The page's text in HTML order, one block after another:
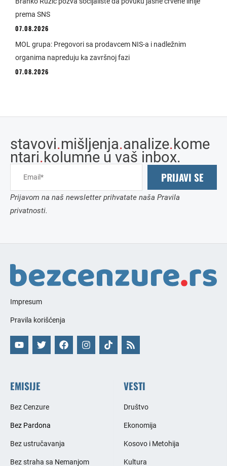
prema SNS
07.08.2026
MOL grupa: Pregovori sa prodavcem NIS-a i nadležnim
organima napreduju ka završnoj fazi
07.08.2026
stavovi.mišljenja.analize.kome
ntari.kolumne u vaš inbox.
PRIJAVI SE
Prijavom na naš newsletter prihvatate naša Pravila
privatnosti.
Impresum
Pravila korišćenja
EMISIJE
Bez Cenzure
Bez Pardona
Bez ustručavanja
Bez straha sa Nemanjom
VESTI
Društvo
Ekonomija
Kosovo i Metohija
Kultura